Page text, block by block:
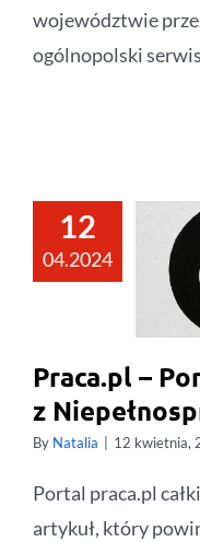
województwie
ogólnopolski serwis
12
04.2024
Praca.pl –
z
By Natalia 12 kwietnia,
Portal praca.pl
artykuł, który